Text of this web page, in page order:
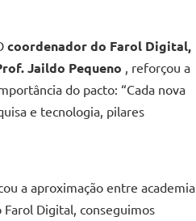
coordenador do Farol Digital,
Jaildo Pequeno , reforçou a
do pacto: “Cada nova
e tecnologia, pilares
a aproximação entre academia
Farol Digital, conseguimos